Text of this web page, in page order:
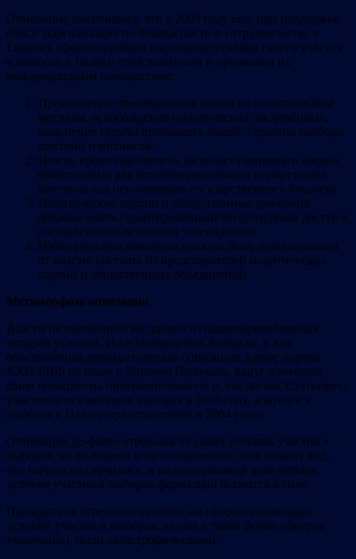
Оппозиция замалчивает, что в 2000 году она, при поддержке
ОБСЕ (Организация по безопасности и сотрудничеству в
Европе), сформулировала следующие условия своего участия
в выборах в Палату представителей и признания их
международным сообществом:
Прекращение преследования людей по политическим
мотивам, освобождение политических заключённых,
выяснение судьбы пропавших людей, гарантия свободы
шествий и митингов.
Никто, кроме парламента, не может принимать законы,
обязательные для исполнения всеми, и осуществлять
контроль над исполнением государственного бюджета.
Политические партии и общественные движения
должны иметь гарантированный бесцензурный доступ к
государственным радио и телевидению.
Избирательные комиссии должны быть независимыми
от власти, состоять из представителей политических
партий и общественных объединений.
Метаморфоза оппозиции
Власти не выполнили ни одного из вышеперечисленных
четырёх условий. Но и упомянутый Лебедько, и вся
объединённая демократическая оппозиция, кроме партии
КХП-БНФ во главе с Зеноном Позняком, вдруг изменили
свою позицию на противоположную и, так же как Статкевич,
участвовали в местных выборах в 2003 году, а затем и в
выборах в Палату представителей в 2004 году.
Оппозиция де-факто отреклась от своих условий участия в
выборах, но её лидеры и по сегодняшний день делают вид,
что ничего не случилось, и по сегодняшний день четыре
условия участия в выборах формально остаются в силе.
Последствия отречения от собой же сформулированных
условий участия в выборах, да ещё в такой форме (фигура
умолчания), были катастрофическими.